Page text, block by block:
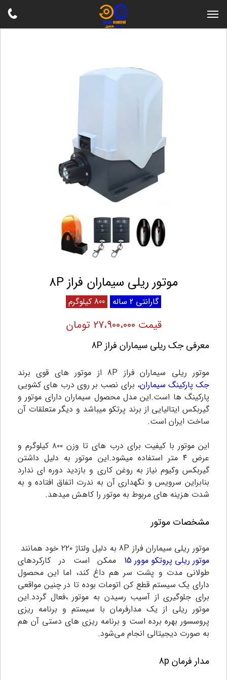
موتور ریلی سیماران فراز 8P
گارانتی 2 ساله
قیمت 27،900،000 تومان
معرفی جک ریلی سیماران فراز 8P
موتور ریلی سیماران فراز 8P از موتور های قوی برند
جک پارکینگ سیماران، برای نصب بر روی درب های کشویی
پارکینگ ها است.این مدل محصول سیماران دارای موتور و
گیربکس ایتالیایی از برند پرتکو میباشد و دیگر متعلقات آن
ساخت ایران است.
این موتور با کیفیت برای درب های تا وزن ۸۰۰ کیلوگرم و
عرض ۴ متر استفاده میشود.این موتور به دلیل داشتن
گیربکس وکیوم نیاز به روغن کاری و بازدید دوره ای ندارد
بنابراین سرویس و نگهداری آن به ندرت اتفاق افتاده و به
شدت هزینه های مربوط به موتور را کاهش میدهد.
مشخصات موتور
موتور ریلی سیماران فراز 8P به دلیل ولتاژ ۲۲۰ خود همانند
موتور ریلی پروتکو موور 15
ممکن است در کارکردهای
طولانی مدت و پشت سر هم داغ کند، اما این محصول
دارای یک سیستم قطع کن اتومات بوده تا در چنین مواقعی
برای جلوگیری از آسیب رسیدن به موتور ،فعال گردد.این
موتور ریلی از یک مدارفرمان با سیستم و برنامه ریزی
پروسسور بهره برده است و برنامه ریزی های دستی آن هم
به صورت دیجیتالی انجام می‌شود.
مدار فرمان 8p